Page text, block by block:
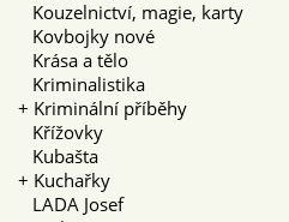
Kouzelnictví, magie, karty
Kovbojky nové
Krása a tělo
Kriminalistika
+ Kriminální příběhy
Křížovky
Kubašta
+ Kuchařky
LADA Josef